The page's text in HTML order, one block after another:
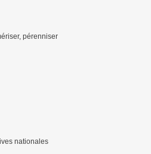
pérenniser
nationales